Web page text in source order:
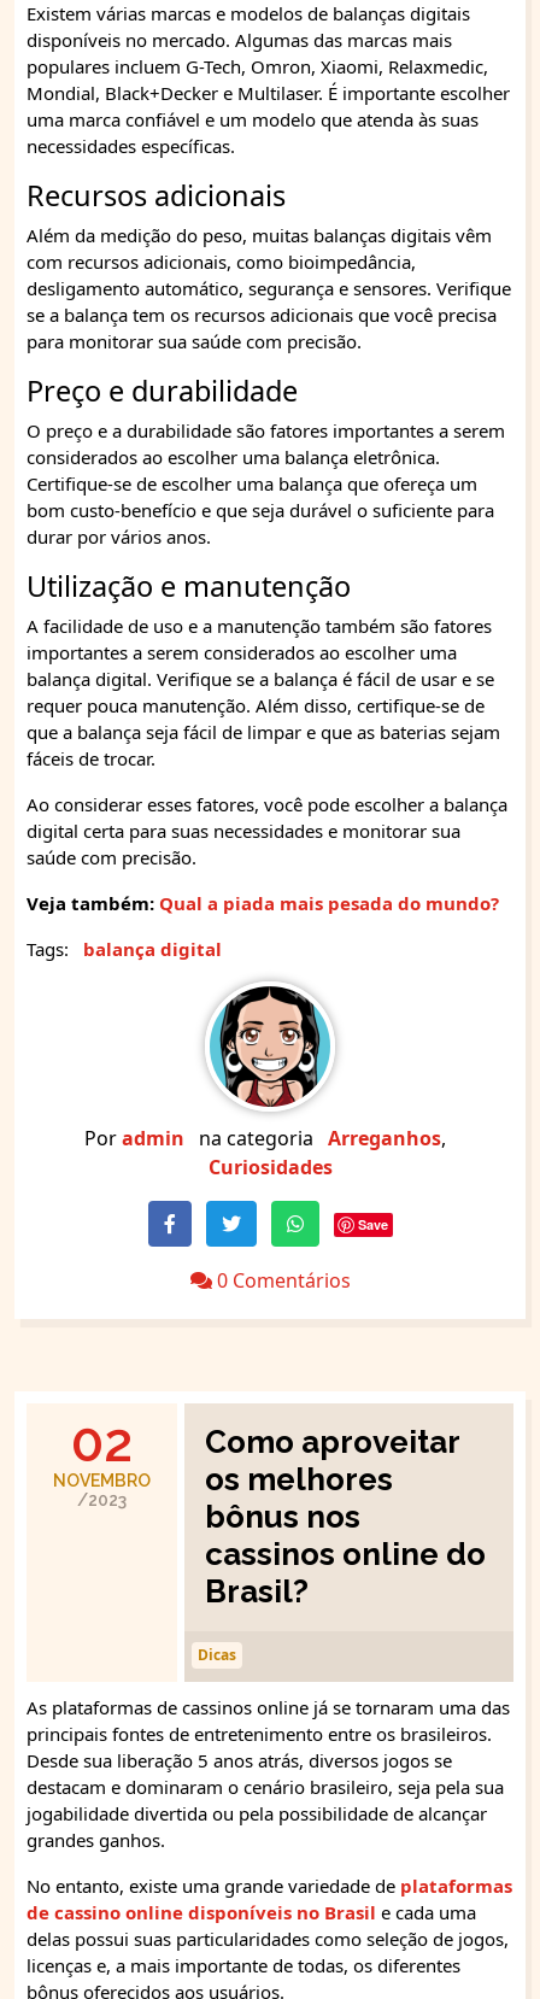
Existem várias marcas e modelos de balanças digitais
disponíveis no mercado. Algumas das marcas mais
populares incluem G-Tech, Omron, Xiaomi, Relaxmedic,
Mondial, Black+Decker e Multilaser. É importante escolher
uma marca confiável e um modelo que atenda às suas
necessidades específicas.
Recursos adicionais
Além da medição do peso, muitas balanças digitais vêm
com recursos adicionais, como bioimpedância,
desligamento automático, segurança e sensores. Verifique
se a balança tem os recursos adicionais que você precisa
para monitorar sua saúde com precisão.
Preço e durabilidade
O preço e a durabilidade são fatores importantes a serem
considerados ao escolher uma balança eletrônica.
Certifique-se de escolher uma balança que ofereça um
bom custo-benefício e que seja durável o suficiente para
durar por vários anos.
Utilização e manutenção
A facilidade de uso e a manutenção também são fatores
importantes a serem considerados ao escolher uma
balança digital. Verifique se a balança é fácil de usar e se
requer pouca manutenção. Além disso, certifique-se de
que a balança seja fácil de limpar e que as baterias sejam
fáceis de trocar.
Ao considerar esses fatores, você pode escolher a balança
digital certa para suas necessidades e monitorar sua
saúde com precisão.
Veja também: Qual a piada mais pesada do mundo?
Tags:
balança digital
Poradmin na categoria Arreganhos,
Curiosidades
Save
0 Comentários
02
NOVEMBRO
/2023
Como aproveitar
os melhores
bônus nos
cassinos online do
Brasil?
Dicas
As plataformas de cassinos online já se tornaram uma das
principais fontes de entretenimento entre os brasileiros.
Desde sua liberação 5 anos atrás, diversos jogos se
destacam e dominaram o cenário brasileiro, seja pela sua
jogabilidade divertida ou pela possibilidade de alcançar
grandes ganhos.
No entanto, existe uma grande variedade de plataformas
de cassino online disponíveis no Brasil e cada uma
delas possui suas particularidades como seleção de jogos,
licenças e, a mais importante de todas, os diferentes
bônus oferecidos aos usuários.